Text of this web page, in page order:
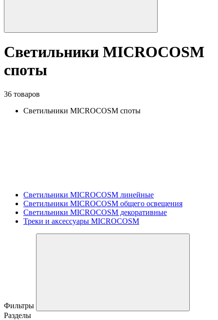
Светильники MICROCOSM
споты
36 товаров
Светильники MICROCOSM споты
Светильники MICROCOSM линейные
Светильники MICROCOSM общего освещения
Светильники MICROCOSM декоративные
Треки и аксессуары MICROCOSM
Фильтры
Разделы